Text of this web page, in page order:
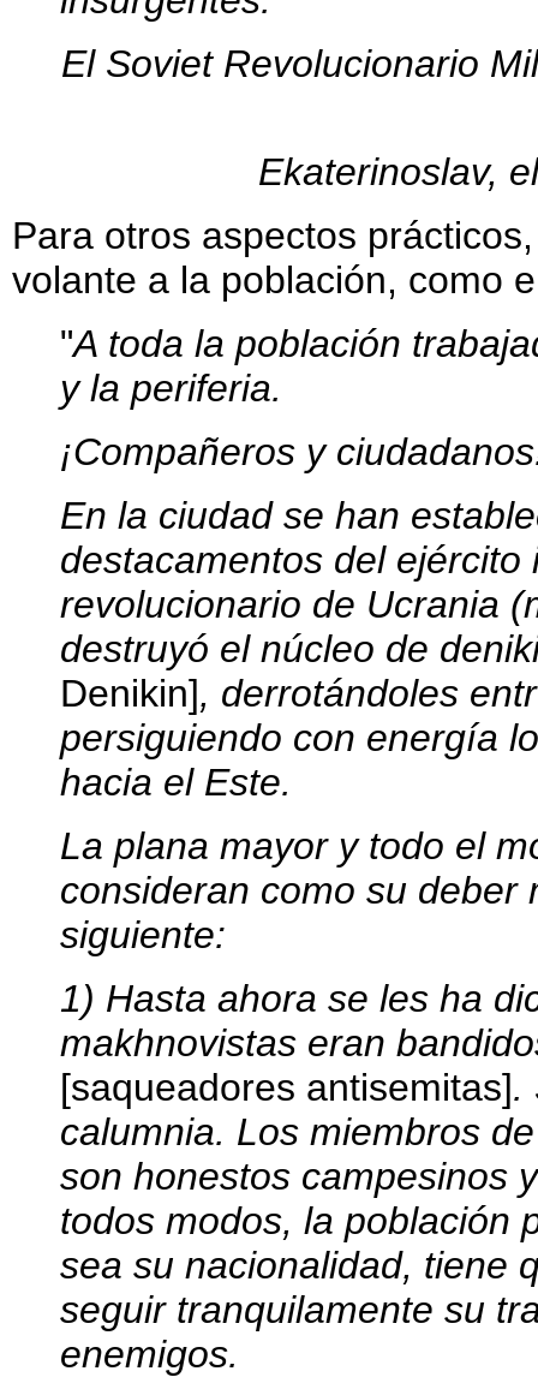
El Soviet Revolucionario
Ekaterinoslav,
Para otros aspectos
volante a la población, como
"A toda la población
y la periferia.
¡Compañeros y
En la ciudad se han
destacamentos del
revolucionario de Ucrania
destruyó el núcleo de
Denikin], derrotándoles
persiguiendo con energía
hacia el Este.
La plana mayor y todo el
consideran como su deber
siguiente:
1) Hasta ahora se les ha
makhnovistas eran
[saqueadores antisemitas].
calumnia. Los miembros
son honestos campesinos
todos modos, la población
sea su nacionalidad, tiene
seguir tranquilamente su
enemigos.